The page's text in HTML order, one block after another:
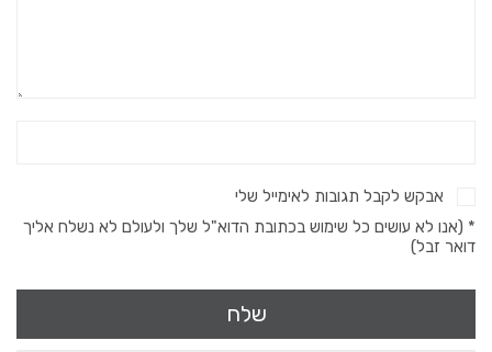
אבקש לקבל תגובות לאימייל שלי
* (אנו לא עושים כל שימוש בכתובת הדוא"ל שלך ולעולם לא נשלח אליך
דואר זבל)
שלח